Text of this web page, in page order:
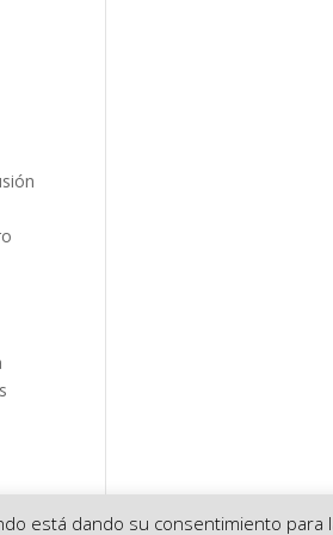
está dando su consentimiento para